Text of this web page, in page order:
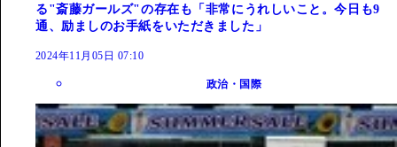
る"斎藤ガールズ"の存在も「非常にうれしいこと。今日も9
通、励ましのお手紙をいただきました」
2024年11月05日 07:10
政治・国際